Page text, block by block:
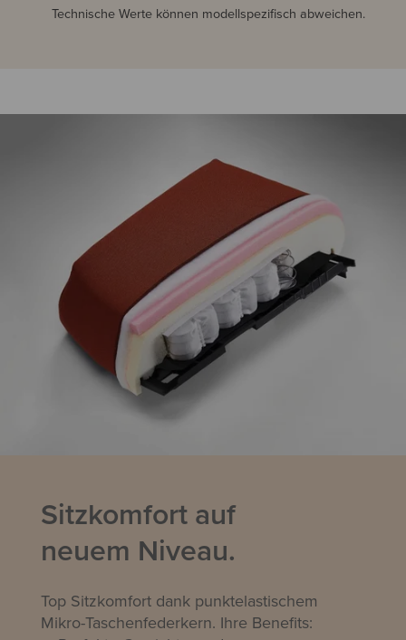
Technische Werte können modellspezifisch abweichen.
Sitzkomfort auf
neuem Niveau.
Top Sitzkomfort dank punktelastischem
Mikro-Taschenfederkern. Ihre Benefits: